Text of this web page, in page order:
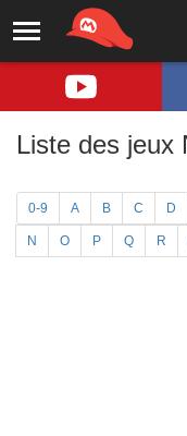
Liste des jeux
0-9 A B C D
N O P Q R